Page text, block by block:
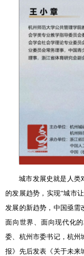
城市发展史就是人类
的发展趋势，实现“城市
发展的新趋势，中国亟需
面向世界、面向现代化
委、杭州市委书记，杭州
报》先后发表《关于未